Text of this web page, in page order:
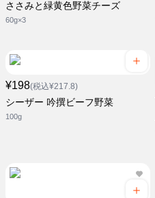
ささみと緑黄色野菜チーズ
60g×3
¥198(税込¥217.8)
シーザー 吟撰ビーフ野菜
100g